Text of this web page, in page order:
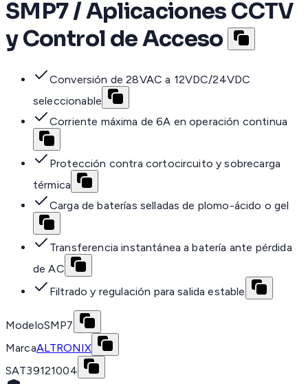
SMP7 / Aplicaciones CCTV
y Control de Acceso
Conversión de 28VAC a 12VDC/24VDC
seleccionable
Corriente máxima de 6A en operación continua
Protección contra cortocircuito y sobrecarga
térmica
Carga de baterías selladas de plomo-ácido o gel
Transferencia instantánea a batería ante pérdida
de AC
Filtrado y regulación para salida estable
ModeloSMP7
MarcaALTRONIX
SAT39121004